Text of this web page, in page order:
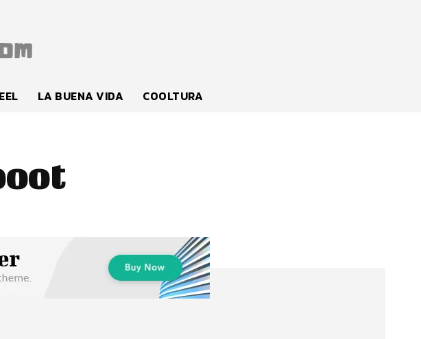
LA BUENA VIDA COOLTURA